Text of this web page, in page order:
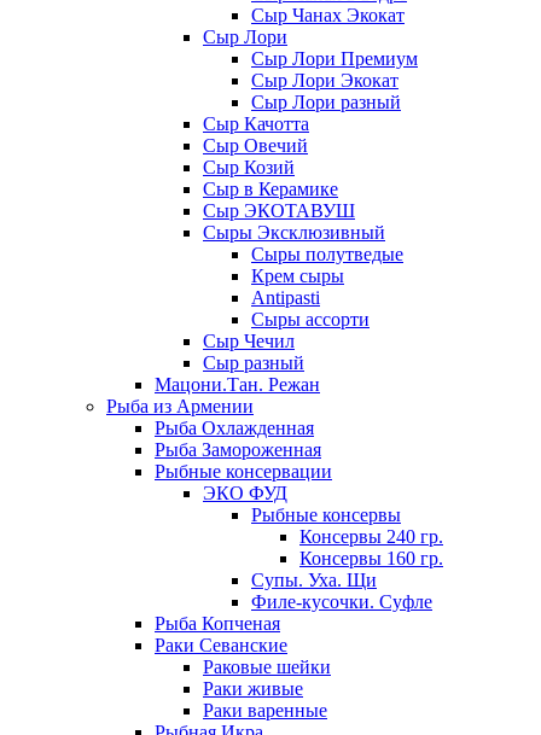
Сыр Чанах Экокат
Сыр Лори
Сыр Лори Премиум
Сыр Лори Экокат
Сыр Лори разный
Сыр Качотта
Сыр Овечий
Сыр Козий
Сыр в Керамике
Сыр ЭКОТАВУШ
Сыры Эксклюзивный
Сыры полутведые
Крем сыры
Antipasti
Сыры ассорти
Сыр Чечил
Сыр разный
Мацони.Тан. Режан
Рыба из Армении
Рыба Охлажденная
Рыба Замороженная
Рыбные консервации
ЭКО ФУД
Рыбные консервы
Консервы 240 гр.
Консервы 160 гр.
Супы. Уха. Щи
Филе-кусочки. Суфле
Рыба Копченая
Раки Севанские
Раковые шейки
Раки живые
Раки варенные